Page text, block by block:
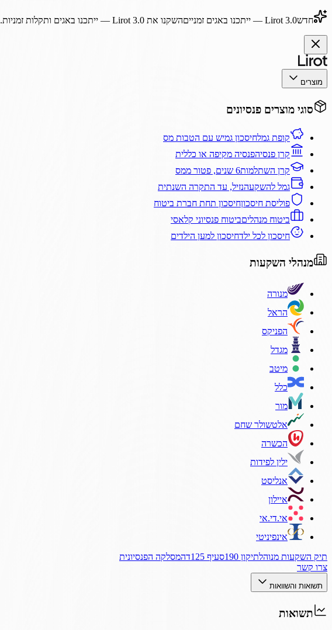
חדשLirot 3.0 — ייתכנו באגים זמנייםהשקנו את Lirot 3.0 — ייתכנו באגים ותקלות זמניות.
מוצרים
סוגי מוצרים פנסיונים
קופת גמלחיסכון גמיש עם הטבות מס
קרן פנסיהפנסיה מקיפה או כללית
קרן השתלמות6 שנים, פטור ממס
גמל להשקעהנזיל, עד התקרה השנתית
פוליסת חיסכוןחיסכון תחת חברת ביטוח
ביטוח מנהליםביטוח פנסיוני קלאסי
חיסכון לכל ילדחיסכון למען הילדים
מנהלי השקעות
מנורה
הראל
הפניקס
מגדל
מיטב
כלל
מור
אלטשולר שחם
הכשרה
ילין לפידות
אנליסט
איילון
אי.די.אי
אינפיניטי
תיק השקעות מנוהלתיקון 190 סעיף 125ד
המסלקה הפנסיונית
צרו קשר
תשואות והשוואות
תשואות